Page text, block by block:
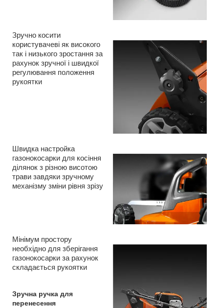
Зручно косити
користувачеві як високого
так і низького зростання за
рахунок зручної і швидкої
регулювання положення
рукоятки
Швидка настройка
газонокосарки для косіння
ділянок з різною висотою
трави завдяки зручному
механізму зміни рівня зрізу
Мінімум простору
необхідно для зберігання
газонокосарки за рахунок
складається рукоятки
Зручна ручка для
перенесення